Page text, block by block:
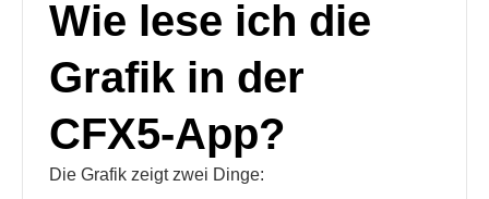
Wie lese ich die
Grafik in der
CFX5-App?
Die Grafik zeigt zwei Dinge: